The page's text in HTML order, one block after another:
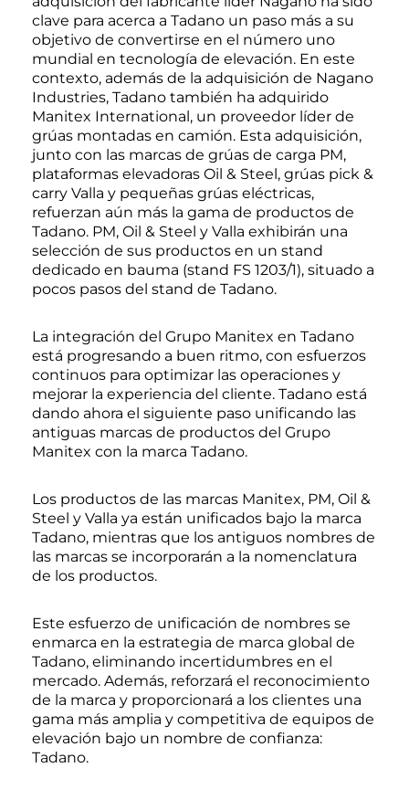
clave para acerca a Tadano un paso más a su
objetivo de convertirse en el número uno
mundial en tecnología de elevación. En este
contexto, además de la adquisición de Nagano
Industries, Tadano también ha adquirido
Manitex International, un proveedor líder de
grúas montadas en camión. Esta adquisición,
junto con las marcas de grúas de carga PM,
plataformas elevadoras Oil & Steel, grúas pick &
carry Valla y pequeñas grúas eléctricas,
refuerzan aún más la gama de productos de
Tadano. PM, Oil & Steel y Valla exhibirán una
selección de sus productos en un stand
dedicado en bauma (stand FS 1203/1), situado a
pocos pasos del stand de Tadano.
La integración del Grupo Manitex en Tadano
está progresando a buen ritmo, con esfuerzos
continuos para optimizar las operaciones y
mejorar la experiencia del cliente. Tadano está
dando ahora el siguiente paso unificando las
antiguas marcas de productos del Grupo
Manitex con la marca Tadano.
Los productos de las marcas Manitex, PM, Oil &
Steel y Valla ya están unificados bajo la marca
Tadano, mientras que los antiguos nombres de
las marcas se incorporarán a la nomenclatura
de los productos.
Este esfuerzo de unificación de nombres se
enmarca en la estrategia de marca global de
Tadano, eliminando incertidumbres en el
mercado. Además, reforzará el reconocimiento
de la marca y proporcionará a los clientes una
gama más amplia y competitiva de equipos de
elevación bajo un nombre de confianza:
Tadano.